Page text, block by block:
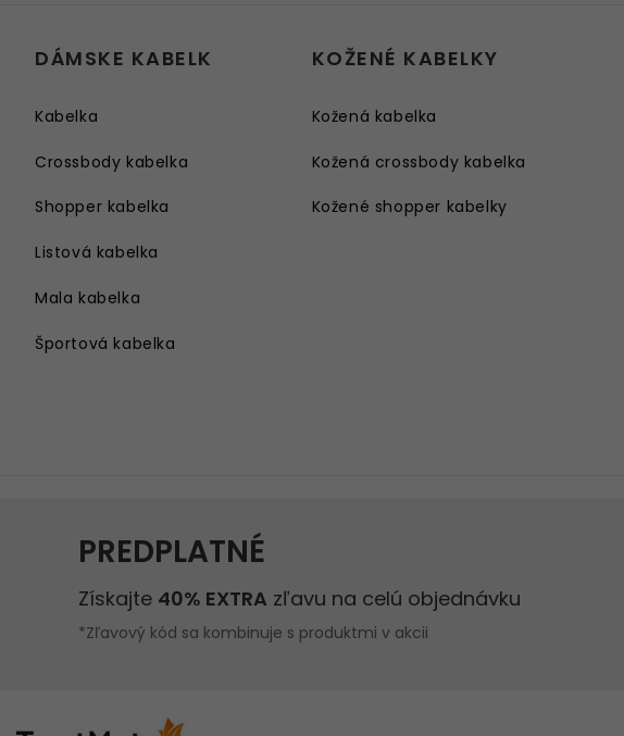
DÁMSKE KABELK
Kabelka
Crossbody kabelka
Shopper kabelka
Listová kabelka
Mala kabelka
Športová kabelka
KOŽENÉ KABELKY
Kožená kabelka
Kožená crossbody kabelka
Kožené shopper kabelky